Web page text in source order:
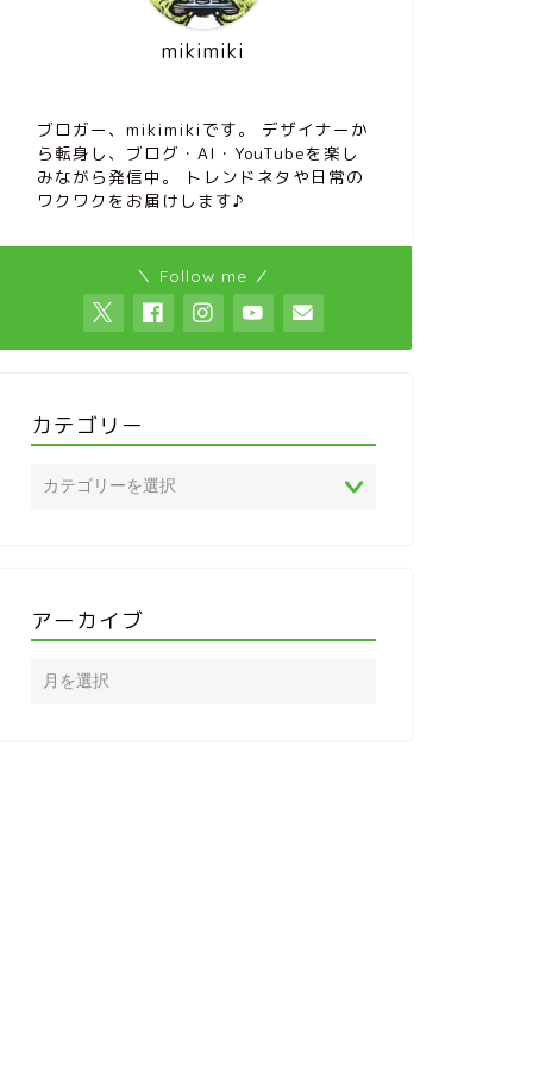
mikimiki
ブロガー、mikimikiです。 デザイナーか
ら転身し、ブログ・AI・YouTubeを楽し
みながら発信中。 トレンドネタや日常の
ワクワクをお届けします♪
＼ Follow me ／
カテゴリー
アーカイブ